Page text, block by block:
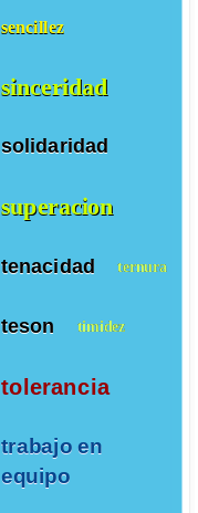
sencillez
sinceridad
solidaridad
superacion
tenacidad ternura
teson timidez
tolerancia
trabajo en
equipo